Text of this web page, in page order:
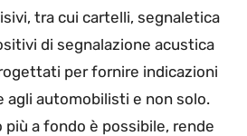
tra cui cartelli, segnaletica
di segnalazione acustica
per fornire indicazioni
agli automobilisti e non solo.
più a fondo è possibile, rende